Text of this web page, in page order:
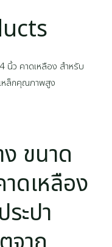
ขนาด
ดเหลือง
ะปา